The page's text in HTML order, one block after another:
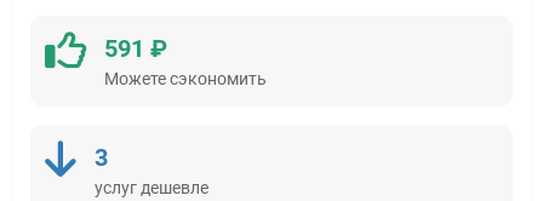
591 ₽
Можете сэкономить
3
услуг дешевле